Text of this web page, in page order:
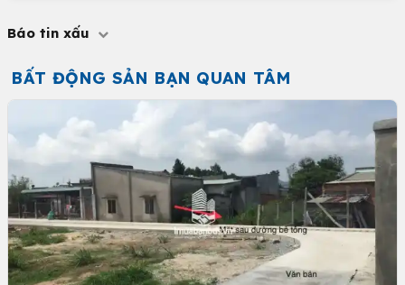
Báo tin xấu
BẤT ĐỘNG SẢN BẠN QUAN TÂM